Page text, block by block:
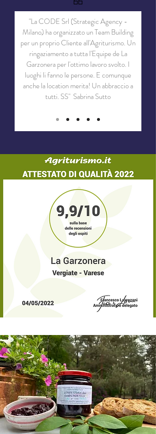
"La CODE Srl (Strategic Agency -
Milano) ha organizzato un Team Building
per un proprio Cliente all'Agriturismo. Un
ringaziamento a tutta l'Equipe de La
Garzonera per l'ottimo lavoro svolto. I
luoghi li fanno le persone. E comunque
anche la location merita! Un abbraccio a
tutti. SS" Sabrina Sutto